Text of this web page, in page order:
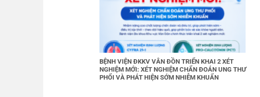
BỆNH VIỆN ĐKKV VÂN ĐỒN TRIỂN KHAI 2 XÉT
NGHIỆM MỚI: XÉT NGHIỆM CHẨN ĐOÁN UNG THƯ
PHỔI VÀ PHÁT HIỆN SỚM NHIỄM KHUẨN